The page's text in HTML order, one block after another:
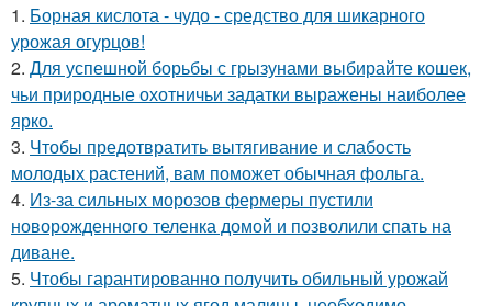
1. Борная кислота - чудо - средство для шикарного
урожая огурцов!
2. Для успешной борьбы с грызунами выбирайте кошек,
чьи природные охотничьи задатки выражены наиболее
ярко.
3. Чтобы предотвратить вытягивание и слабость
молодых растений, вам поможет обычная фольга.
4. Из-за сильных морозов фермеры пустили
новорожденного теленка домой и позволили спать на
диване.
5. Чтобы гарантированно получить обильный урожай